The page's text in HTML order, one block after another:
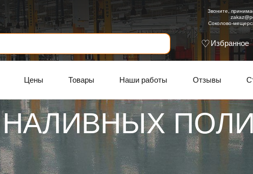
Звоните,
Соколово-
Избранное
Цены Товары Наши работы Отзывы
НАЛИВНЫХ